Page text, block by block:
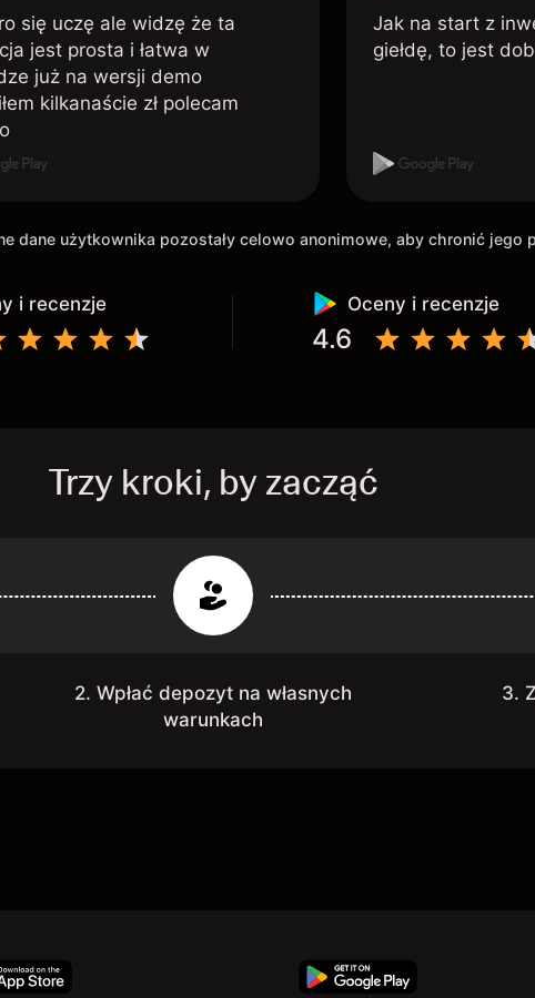
się uczę ale widzę że ta
jest prosta i łatwa w
już na wersji demo
kilkanaście zł polecam
Jak na start z
giełdę, to jest
dane użytkownika pozostały celowo anonimowe, aby chronić jego
i recenzje Oceny i recenzje
4.6
Trzy kroki, by zacząć
2. Wpłać depozyt na własnych
warunkach
3.